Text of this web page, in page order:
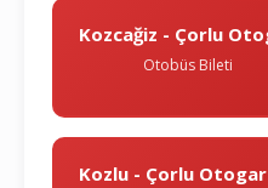
Kozcağiz - Çorlu
Otobüs Bileti
Kozlu - Çorlu Otogar